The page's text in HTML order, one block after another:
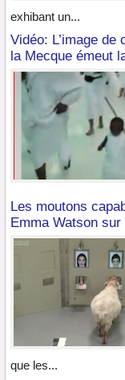
exhibant un...
Vidéo: L’image
la Mecque émeut
Les moutons
Emma Watson sur
que les...